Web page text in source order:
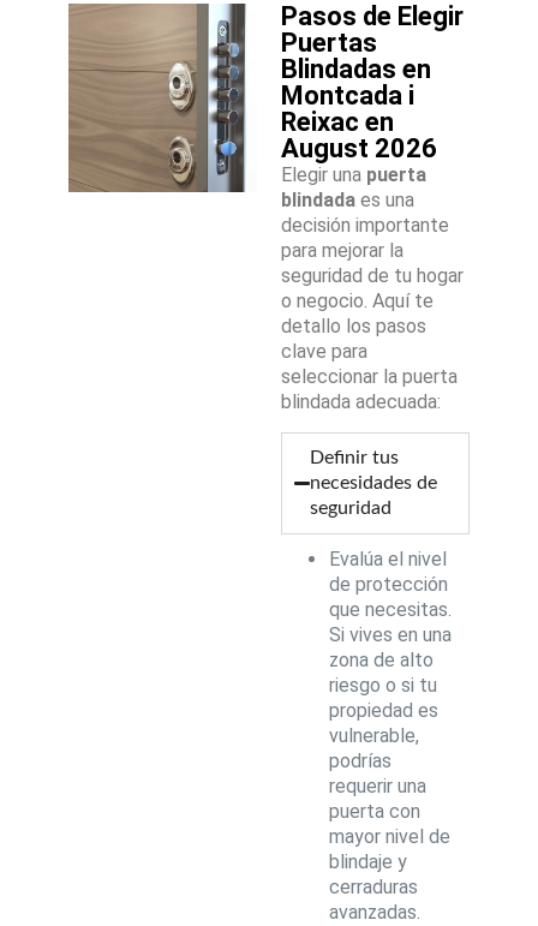
Pasos de Elegir
Puertas
Blindadas en
Montcada i
Reixac en
August 2026
Elegir una puerta
blindada es una
decisión importante
para mejorar la
seguridad de tu hogar
o negocio. Aquí te
detallo los pasos
clave para
seleccionar la puerta
blindada adecuada:
Definir tus
necesidades de
seguridad
Evalúa el nivel
de protección
que necesitas.
Si vives en una
zona de alto
riesgo o si tu
propiedad es
vulnerable,
podrías
requerir una
puerta con
mayor nivel de
blindaje y
cerraduras
avanzadas.